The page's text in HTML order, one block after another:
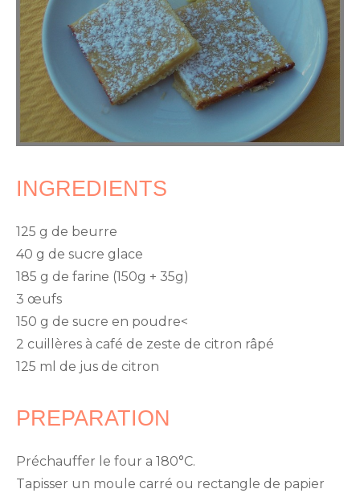
INGREDIENTS
125 g de beurre
40 g de sucre glace
185 g de farine (150g + 35g)
3 œufs
150 g de sucre en poudre<
2 cuillères à café de zeste de citron râpé
125 ml de jus de citron
PREPARATION
Préchauffer le four a 180°C.
Tapisser un moule carré ou rectangle de papier